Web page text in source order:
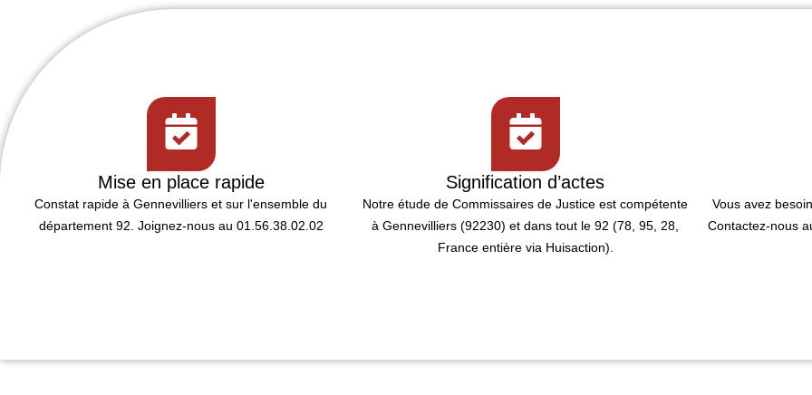
Mise en place rapide
Constat rapide à Gennevilliers et sur l'ensemble du
département 92. Joignez-nous au 01.56.38.02.02
Signification d’actes
Notre étude deCommissaires de Justice est compétente
àGennevilliers (92230) et dans tout le 92 (78, 95, 28,
France entière via Huisaction).
Vous avez
Contactez-nous